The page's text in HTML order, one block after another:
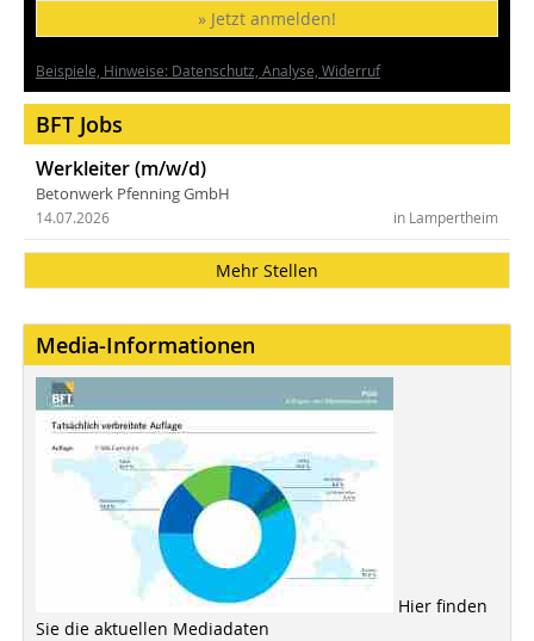
» Jetzt anmelden!
Beispiele, Hinweise: Datenschutz, Analyse, Widerruf
BFT Jobs
Werkleiter (m/w/d)
Betonwerk Pfenning GmbH
in Lampertheim
14.07.2026
Mehr Stellen
Media-Informationen
Hier finden
Sie die aktuellen Mediadaten